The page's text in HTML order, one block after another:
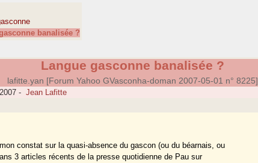
banalisée ?
Langue gasconne banalisée ?
lafitte.yan [Forum Yahoo GVasconha-doman 2007-05-01 n° 8225]
- Jean Lafitte
constat sur la quasi-absence du gascon (ou du béarnais, ou
3 articles récents de la presse quotidienne de Pau sur